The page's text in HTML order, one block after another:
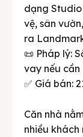
dạng
vệ, sân
ra
📜 Pháp lý:
vay nếu cần
✅ Giá bán:
Căn nhà
nhiều khách